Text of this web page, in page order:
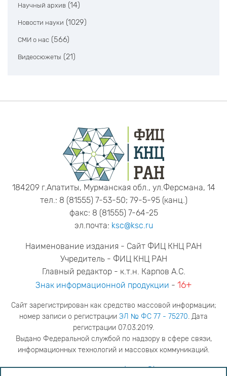
Научный архив (14)
Новости науки (1029)
СМИ о нас (566)
Видеосюжеты (21)
184209 г.Апатиты, Мурманская обл., ул.Ферсмана, 14
тел.: 8 (81555) 7-53-50; 79-5-95 (канц.)
факс: 8 (81555) 7-64-25
эл.почта: ksc@ksc.ru
Наименование издания - Сайт ФИЦ КНЦ РАН
Учредитель - ФИЦ КНЦ РАН
Главный редактор - к.т.н. Карпов А.С.
Знак информационной продукции - 16+
Сайт зарегистрирован как средство массовой информации;
номер записи о регистрации ЭЛ № ФС 77 - 75270. Дата
регистрации 07.03.2019.
Выдано Федеральной службой по надзору в сфере связи,
информационных технологий и массовых коммуникаций.
адрес редакцииya.stogova@ksc.ru